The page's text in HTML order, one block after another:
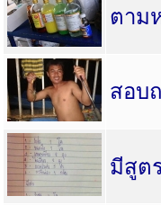
ตาม
สอบ
มีสูต